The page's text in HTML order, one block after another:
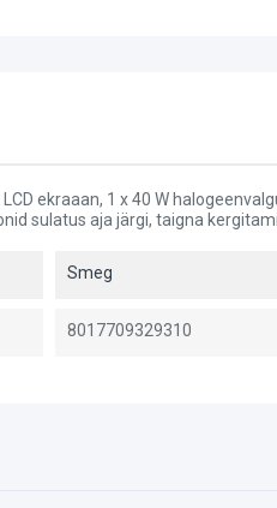
ekraaan, 1 x 40 W
sulatus aja järgi, taigna
Smeg
8017709329310